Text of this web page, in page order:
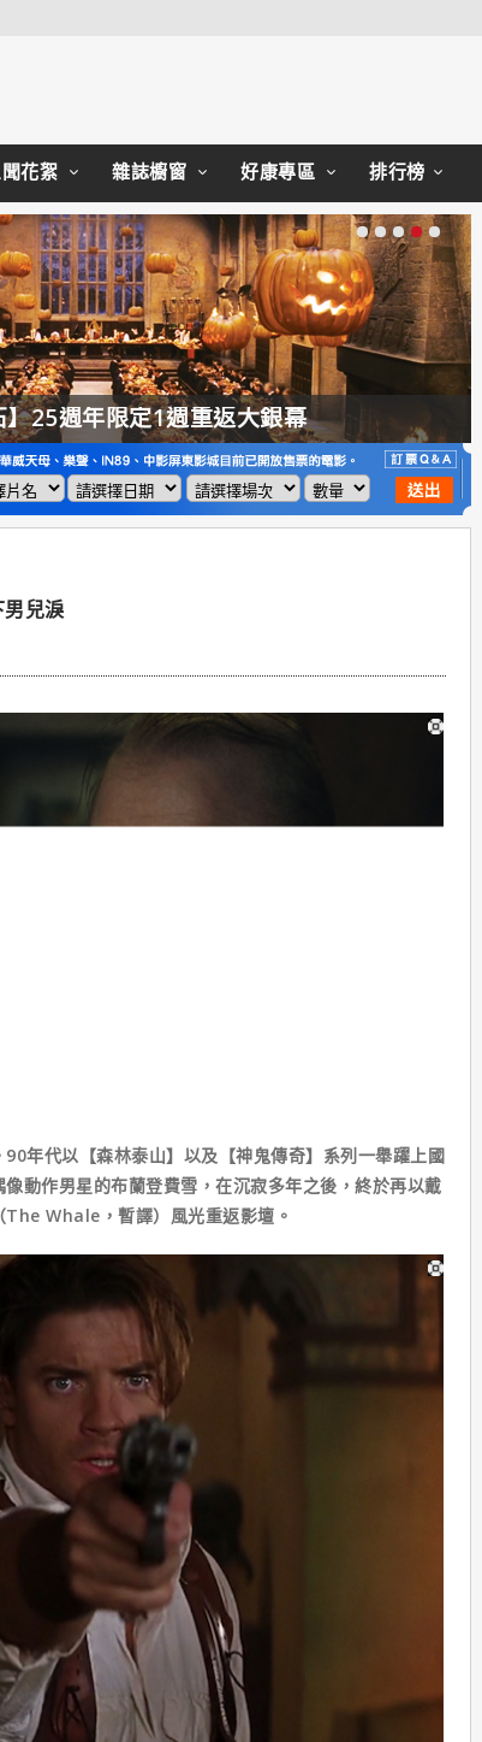
花絮 雜誌櫥窗 好康專區 排行榜
】25週年限定1週重返大銀幕
兒淚
年代以【森林泰山】以及【神鬼傳奇】系列一舉躍上國
動作男星的布蘭登費雪，在沉寂多年之後，終於再以戴
Whale，暫譯）風光重返影壇。